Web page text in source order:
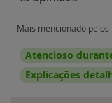
Mais mencionado pelos
Atencioso
Explicações